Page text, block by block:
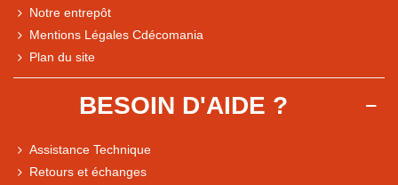
Notre entrepôt
Mentions Légales Cdécomania
Plan du site
BESOIN D'AIDE ?
Assistance Technique
Retours et échanges